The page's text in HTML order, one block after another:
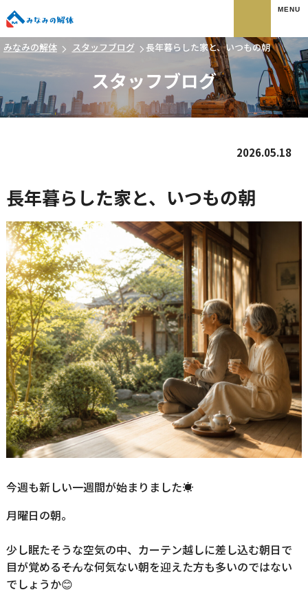
みなみの解体 スタッフブログ 長年暮らした家と、いつもの朝
スタッフブログ
2026.05.18
長年暮らした家と、いつもの朝
今週も新しい一週間が始まりました☀️
月曜日の朝。
少し眠たそうな空気の中、カーテン越しに差し込む朝日で
目が覚める――そんな何気ない朝を迎えた方も多いのではない
でしょうか😊